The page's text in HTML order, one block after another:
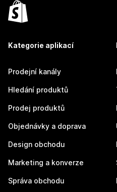
Kategorie aplikací
Prodejní kanály
Hledání produktů
Prodej produktů
Objednávky a doprava
Design obchodu
Marketing a konverze
Správa obchodu